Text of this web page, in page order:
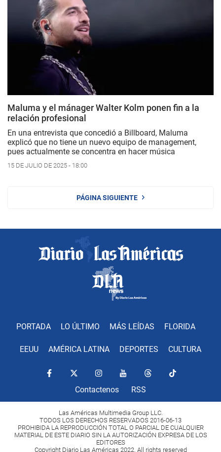
Maluma y el mánager Walter Kolm ponen fin a la
relación profesional
En una entrevista que concedió a Billboard, Maluma
explicó que no tiene un nuevo equipo de management,
pues actualmente se concentra en hacer música
15 DE JULIO DE 2025 - 18:00
PÁGINA SIGUIENTE
PORTADA LO ÚLTIMO MÁS LEÍDAS FLORIDA
EEUU AMÉRICA LATINA DEPORTES CULTURA
Contactenos RSS
Las Américas Multimedia Group LLC.
TODOS LOS DERECHOS RESERVADOS 2016-06-13
PROHIBIDA LA REPRODUCCIÓN TOTAL O PARCIAL DE CUALQUIER
MATERIAL DE ESTE DIARIO SIN LA AUTORIZACIÓN EXPRESA DE LOS
EDITORES
Copyright Diario Las Américas 2022. All rights reserved